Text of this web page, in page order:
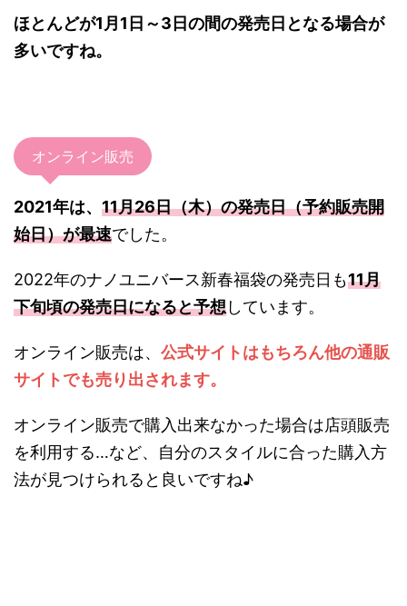
ほとんどが1月1日～3日の間の発売日となる場合が
多いですね。
オンライン販売
2021年は、 11月26日（木）の発売日（予約販売開
始日）が最速でした。
2022年のナノユニバース新春福袋の発売日も11月
下旬頃の発売日になると予想しています。
オンライン販売は、 公式サイトはもちろん他の通販
サイトでも売り出されます。
オンライン販売で購入出来なかった場合は店頭販売
を利用する…など、自分のスタイルに合った購入方
法が見つけられると良いですね♪